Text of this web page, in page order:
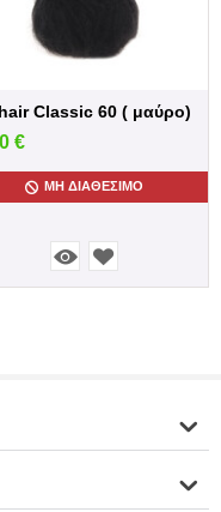
Classic 60 ( μαύρο)
€
ΜΗ ΔΙΑΘΈΣΙΜΟ